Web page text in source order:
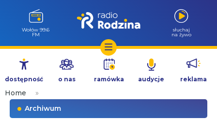
Przejdź
treści
Wołów 99.6
FM
słuchaj
na żywo
dostępność o nas ramówka audycje reklama
Home
»
Archiwum